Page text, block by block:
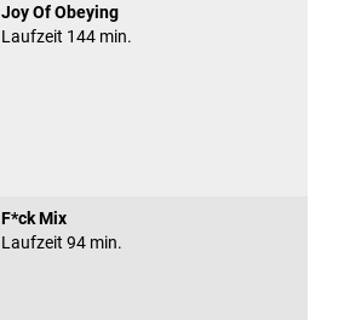
Joy Of Obeying
Laufzeit 144 min.
F*ck Mix
Laufzeit 94 min.